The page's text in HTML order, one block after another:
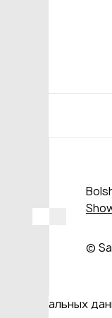
©
персональных